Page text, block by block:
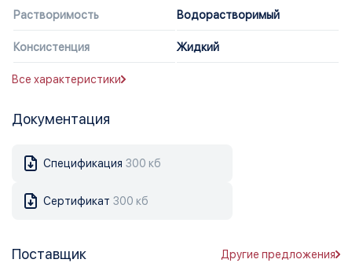
Растворимость Водорастворимый
Консистенция Жидкий
Все характеристики
Документация
Спецификация 300 кб
Сертификат 300 кб
Поставщик Другие предложения